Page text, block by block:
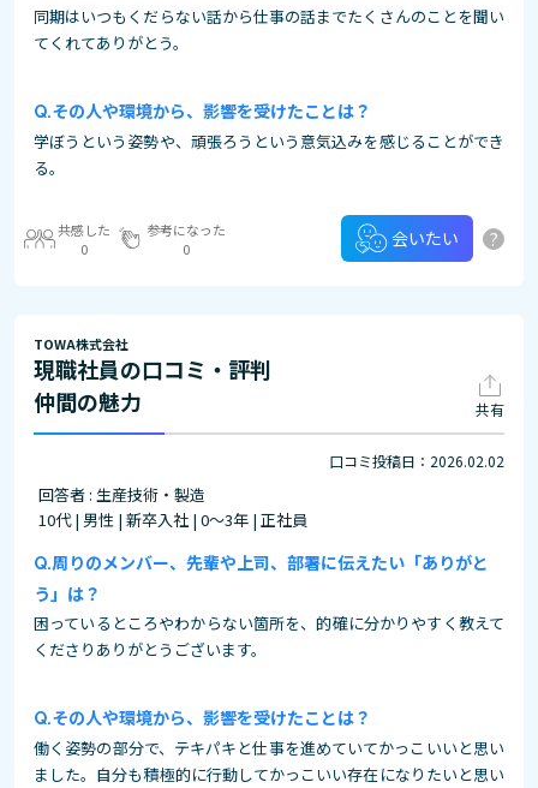
同期はいつもくだらない話から仕事の話までたくさんのことを聞い
てくれてありがとう。
その⼈や環境から、影響を受けたことは？
学ぼうという姿勢や、頑張ろうという意気込みを感じることができ
る。
共感した
0
参考になった
0
会いたい ?
TOWA株式会社
現職社員の口コミ・評判
仲間の魅力
共有
口コミ投稿日：2026.02.02
回答者 : 生産技術・製造
10代 | 男性 | 新卒入社 | 0～3年 | 正社員
周りのメンバー、先輩や上司、部署に伝えたい「ありがと
う」は？
困っているところやわからない箇所を、的確に分かりやすく教えて
くださりありがとうございます。
その⼈や環境から、影響を受けたことは？
働く姿勢の部分で、テキパキと仕事を進めていてかっこいいと思い
ました。自分も積極的に行動してかっこいい存在になりたいと思い